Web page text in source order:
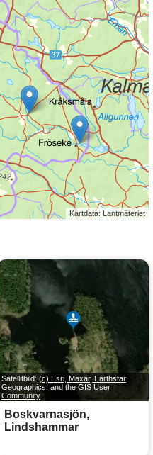
Kartdata: Lantmäteriet
Satellitbild: (c) Esri, Maxar, Earthstar
Geographics, and the GIS User
Community
Boskvarnasjön,
Lindshammar